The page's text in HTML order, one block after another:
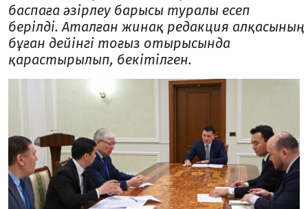
баспаға әзірлеу барысы туралы есеп
берілді. Аталған жинақ редакция алқасының
бұған дейінгі тоғыз отырысында
қарастырылып, бекітілген.